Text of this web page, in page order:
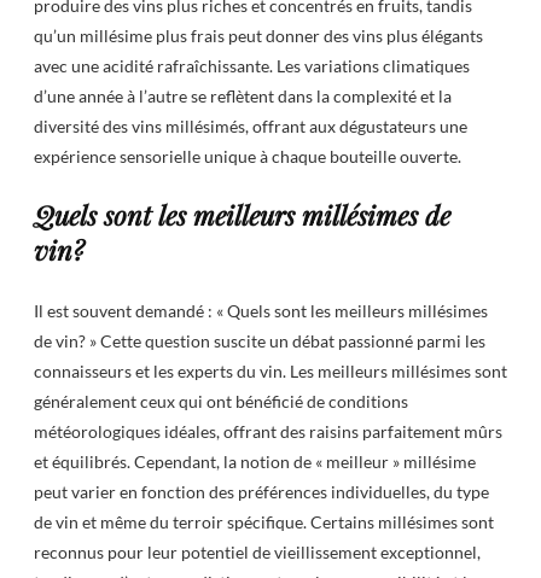
produire des vins plus riches et concentrés en fruits, tandis
qu’un millésime plus frais peut donner des vins plus élégants
avec une acidité rafraîchissante. Les variations climatiques
d’une année à l’autre se reflètent dans la complexité et la
diversité des vins millésimés, offrant aux dégustateurs une
expérience sensorielle unique à chaque bouteille ouverte.
Quels sont les meilleurs millésimes de
vin?
Il est souvent demandé : « Quels sont les meilleurs millésimes
de vin? » Cette question suscite un débat passionné parmi les
connaisseurs et les experts du vin. Les meilleurs millésimes sont
généralement ceux qui ont bénéficié de conditions
météorologiques idéales, offrant des raisins parfaitement mûrs
et équilibrés. Cependant, la notion de « meilleur » millésime
peut varier en fonction des préférences individuelles, du type
de vin et même du terroir spécifique. Certains millésimes sont
reconnus pour leur potentiel de vieillissement exceptionnel,